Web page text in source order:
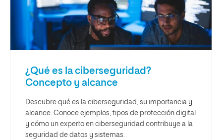
¿Qué es la ciberseguridad?
Concepto y alcance
Descubre qué es la ciberseguridad, su importancia y
alcance. Conoce ejemplos, tipos de protección digital
y cómo un experto en ciberseguridad contribuye a la
seguridad de datos y sistemas.